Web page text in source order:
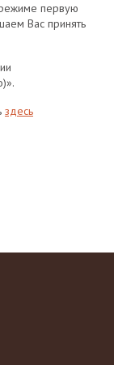
первую
Вас принять
здесь